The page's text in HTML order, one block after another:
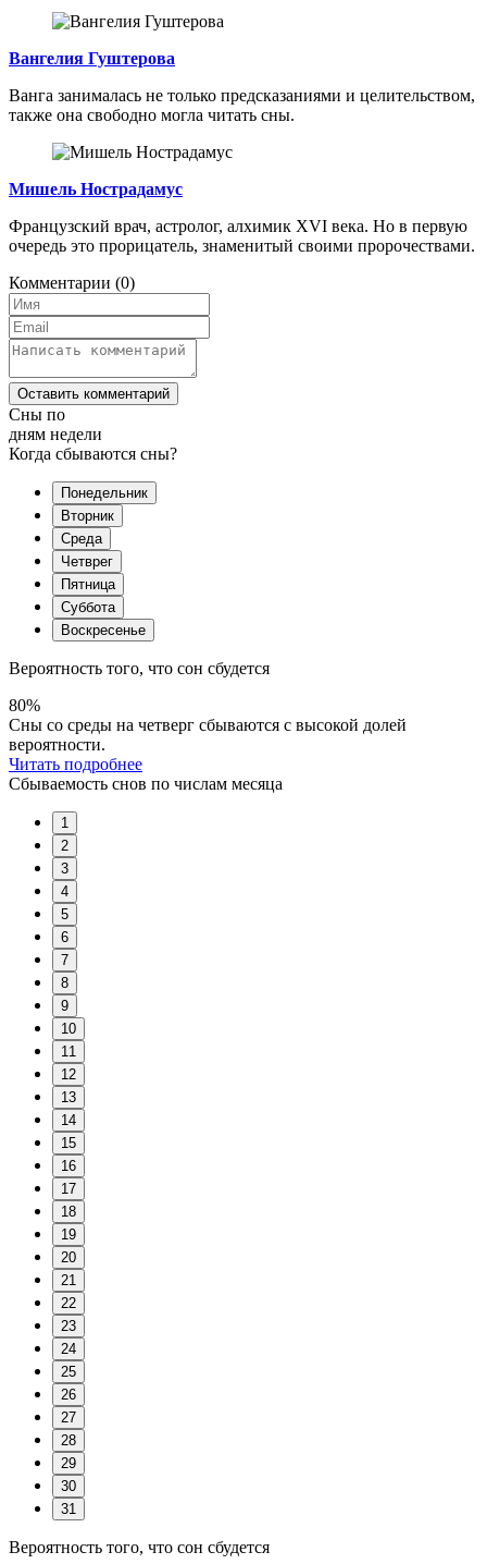
Вангелия Гуштерова
Ванга занималась не только предсказаниями и целительством,
также она свободно могла читать сны.
Мишель Нострадамус
Французский врач, астролог, алхимик XVI века. Но в первую
очередь это прорицатель, знаменитый своими пророчествами.
Комментарии (0)
Оставить комментарий
Сны по
дням недели
Когда сбываются сны?
Понедельник
Вторник
Среда
Четврег
Пятница
Суббота
Воскресенье
Вероятность того, что сон сбудется
80%
Сны со среды на четверг сбываются с высокой долей
вероятности.
Читать подробнее
Сбываемость снов по числам месяца
1
2
3
4
5
6
7
8
9
10
11
12
13
14
15
16
17
18
19
20
21
22
23
24
25
26
27
28
29
30
31
Вероятность того, что сон сбудется